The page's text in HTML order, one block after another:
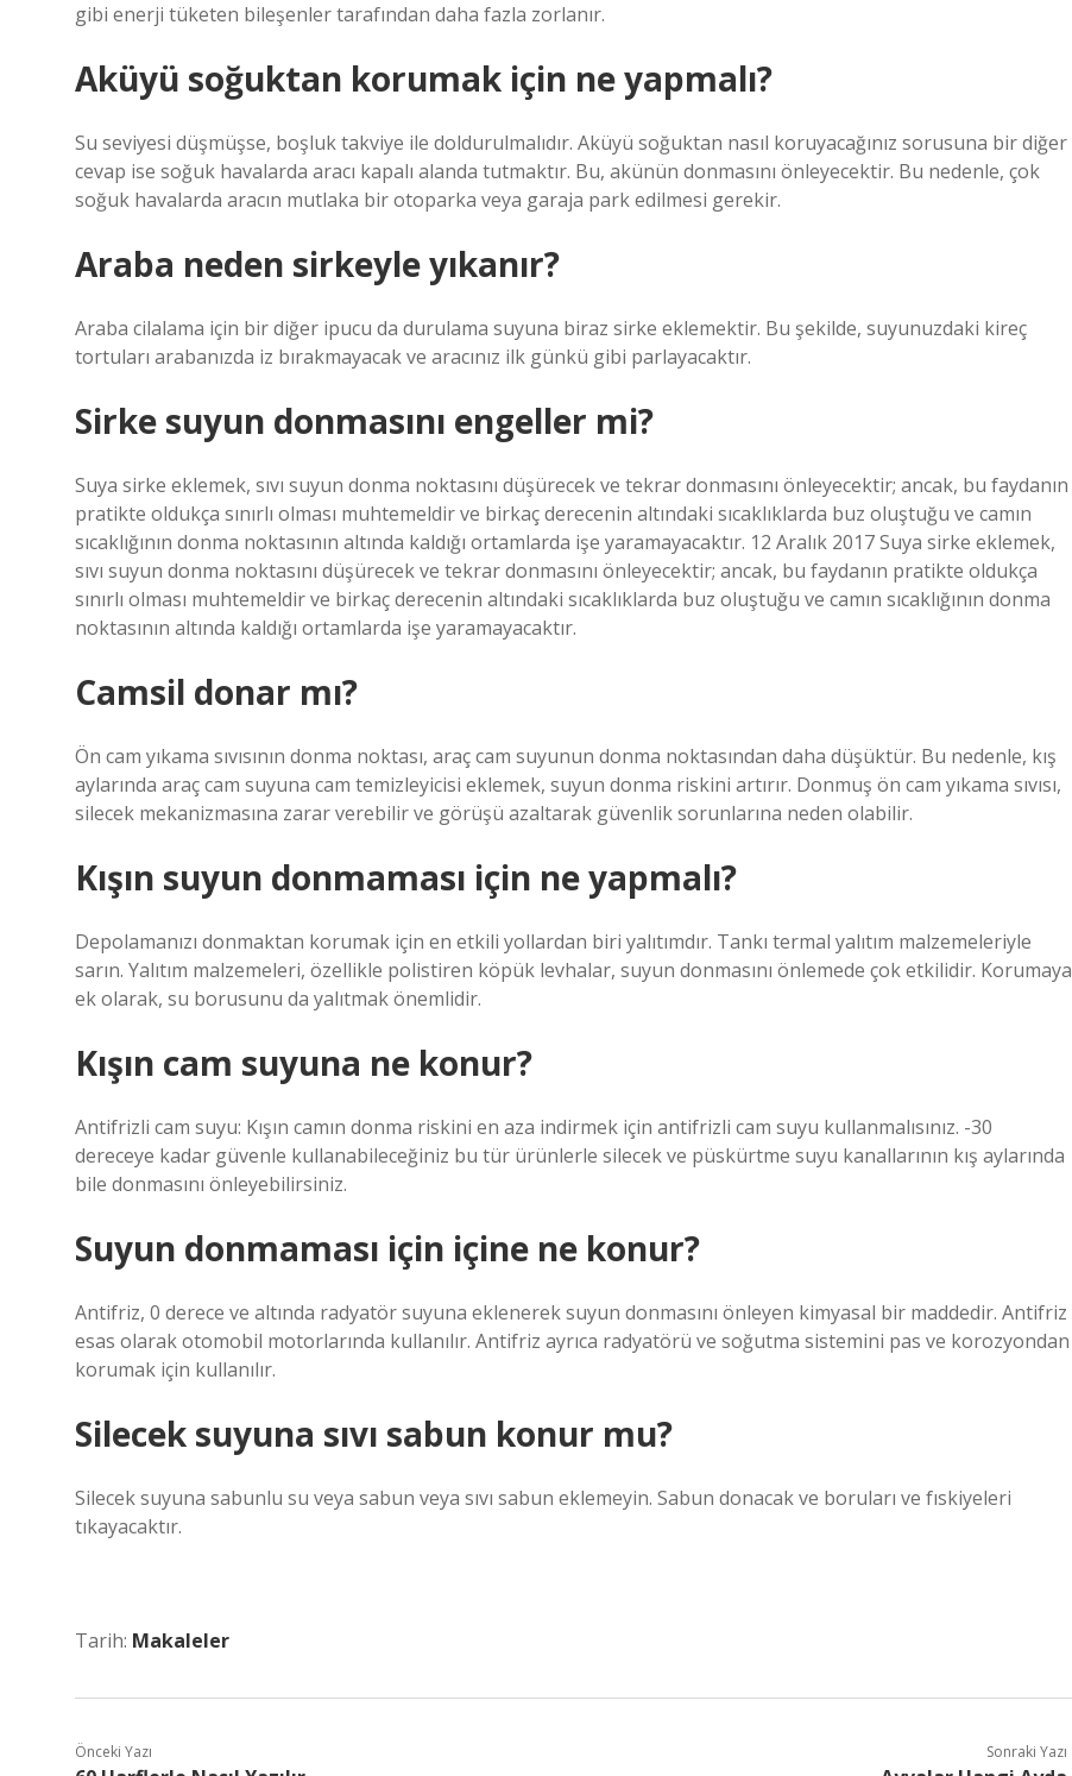
gibi enerji tüketen bileşenler tarafından daha fazla zorlanır.
Aküyü soğuktan korumak için ne yapmalı?
Su seviyesi düşmüşse, boşluk takviye ile doldurulmalıdır. Aküyü soğuktan nasıl koruyacağınız sorusuna bir diğer
cevap ise soğuk havalarda aracı kapalı alanda tutmaktır. Bu, akünün donmasını önleyecektir. Bu nedenle, çok
soğuk havalarda aracın mutlaka bir otoparka veya garaja park edilmesi gerekir.
Araba neden sirkeyle yıkanır?
Araba cilalama için bir diğer ipucu da durulama suyuna biraz sirke eklemektir. Bu şekilde, suyunuzdaki kireç
tortuları arabanızda iz bırakmayacak ve aracınız ilk günkü gibi parlayacaktır.
Sirke suyun donmasını engeller mi?
Suya sirke eklemek, sıvı suyun donma noktasını düşürecek ve tekrar donmasını önleyecektir; ancak, bu faydanın
pratikte oldukça sınırlı olması muhtemeldir ve birkaç derecenin altındaki sıcaklıklarda buz oluştuğu ve camın
sıcaklığının donma noktasının altında kaldığı ortamlarda işe yaramayacaktır. 12 Aralık 2017 Suya sirke eklemek,
sıvı suyun donma noktasını düşürecek ve tekrar donmasını önleyecektir; ancak, bu faydanın pratikte oldukça
sınırlı olması muhtemeldir ve birkaç derecenin altındaki sıcaklıklarda buz oluştuğu ve camın sıcaklığının donma
noktasının altında kaldığı ortamlarda işe yaramayacaktır.
Camsil donar mı?
Ön cam yıkama sıvısının donma noktası, araç cam suyunun donma noktasından daha düşüktür. Bu nedenle, kış
aylarında araç cam suyuna cam temizleyicisi eklemek, suyun donma riskini artırır. Donmuş ön cam yıkama sıvısı,
silecek mekanizmasına zarar verebilir ve görüşü azaltarak güvenlik sorunlarına neden olabilir.
Kışın suyun donmaması için ne yapmalı?
Depolamanızı donmaktan korumak için en etkili yollardan biri yalıtımdır. Tankı termal yalıtım malzemeleriyle
sarın. Yalıtım malzemeleri, özellikle polistiren köpük levhalar, suyun donmasını önlemede çok etkilidir. Korumaya
ek olarak, su borusunu da yalıtmak önemlidir.
Kışın cam suyuna ne konur?
Antifrizli cam suyu: Kışın camın donma riskini en aza indirmek için antifrizli cam suyu kullanmalısınız. -30
dereceye kadar güvenle kullanabileceğiniz bu tür ürünlerle silecek ve püskürtme suyu kanallarının kış aylarında
bile donmasını önleyebilirsiniz.
Suyun donmaması için içine ne konur?
Antifriz, 0 derece ve altında radyatör suyuna eklenerek suyun donmasını önleyen kimyasal bir maddedir. Antifriz
esas olarak otomobil motorlarında kullanılır. Antifriz ayrıca radyatörü ve soğutma sistemini pas ve korozyondan
korumak için kullanılır.
Silecek suyuna sıvı sabun konur mu?
Silecek suyuna sabunlu su veya sabun veya sıvı sabun eklemeyin. Sabun donacak ve boruları ve fıskiyeleri
tıkayacaktır.
Tarih: Makaleler
Önceki Yazı Sonraki Yazı